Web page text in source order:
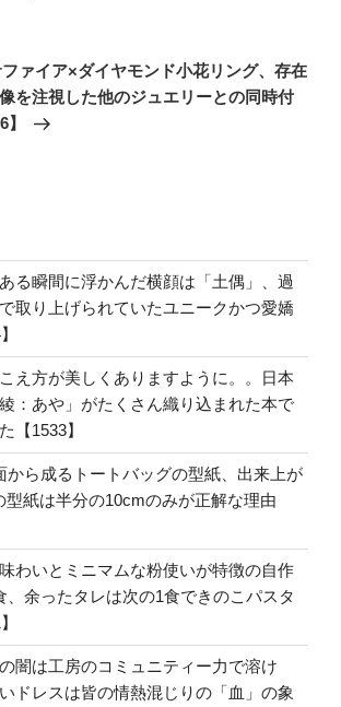
ァイア×ダイヤモンド小花リング、存在
を注視した他のジュエリーとの同時付
る瞬間に浮かんだ横顔は「土偶」、過
取り上げられていたユニークかつ愛嬌
え方が美しくありますように。。日本
：あや」がたくさん織り込まれた本で
【1533】
から成るトートバッグの型紙、出来上が
型紙は半分の10cmのみが正解な理由
わいとミニマムな粉使いが特徴の自作
、余ったタレは次の1食できのこパスタ
闇は工房のコミュニティー力で溶け
ドレスは皆の情熱混じりの「血」の象